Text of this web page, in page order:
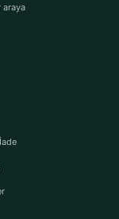
araya